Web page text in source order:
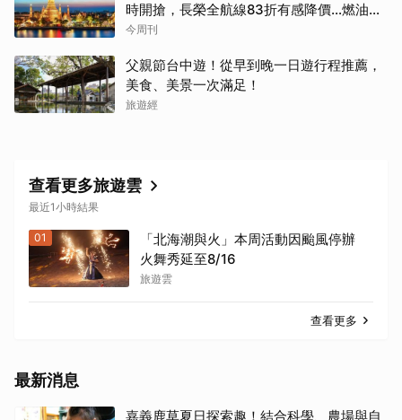
時開搶，長榮全航線83折有感降價…燃油稅
8/9調漲早買早省
今周刊
父親節台中遊！從早到晚一日遊行程推薦，
美食、美景一次滿足！
旅遊經
查看更多旅遊雲
最近1小時結果
01
「北海潮與火」本周活動因颱風停辦
火舞秀延至8/16
旅遊雲
查看更多
最新消息
嘉義鹿草夏日探索趣！結合科學、農場與自